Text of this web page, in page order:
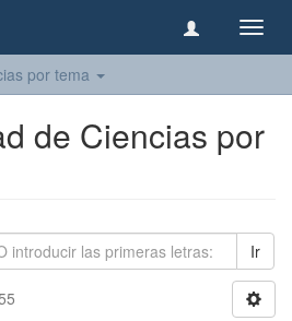
por tema
de Ciencias por
Ir